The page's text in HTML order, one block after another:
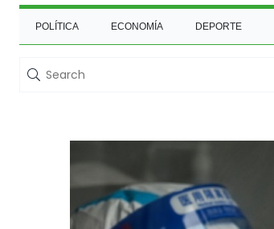
POLÍTICA ECONOMÍA DEPORTE